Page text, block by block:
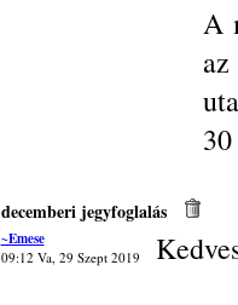
A
decemberi jegyfoglalás
~Emese
09:12 Va, 29 Szept 2019